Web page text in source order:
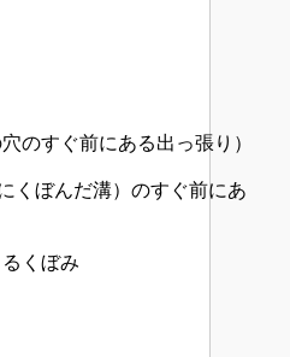
のすぐ前にある出っ張り）
くぼんだ溝）のすぐ前にあ
くぼみ